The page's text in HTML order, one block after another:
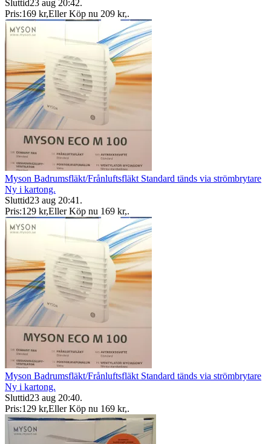
Sluttid23 aug 20:42.
Pris:169 kr,Eller Köp nu 209 kr,.
Myson Badrumsfläkt/Frånluftsfläkt Standard tänds via strömbrytare
Ny i kartong.
Sluttid23 aug 20:41 .
Pris:129 kr,Eller Köp nu 169 kr,.
Myson Badrumsfläkt/Frånluftsfläkt Standard tänds via strömbrytare
Ny i kartong.
Sluttid23 aug 20:40.
Pris:129 kr,Eller Köp nu 169 kr,.